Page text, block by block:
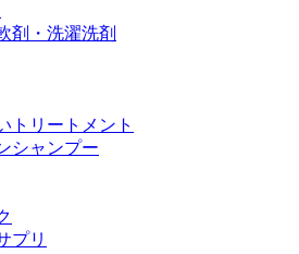
剤・洗濯洗剤
トリートメント
シャンプー
プリ